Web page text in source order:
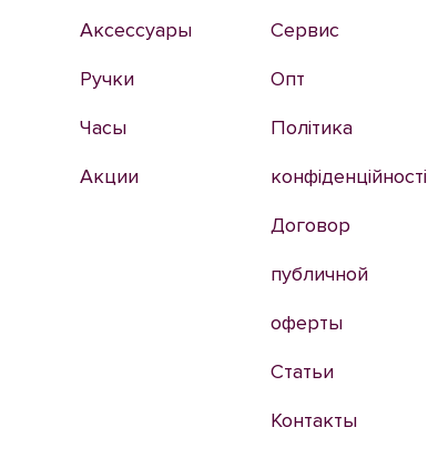
Аксессуары
Ручки
Часы
Акции
Сервис
Опт
Політика
конфіденційності
Договор
публичной
оферты
Статьи
Контакты